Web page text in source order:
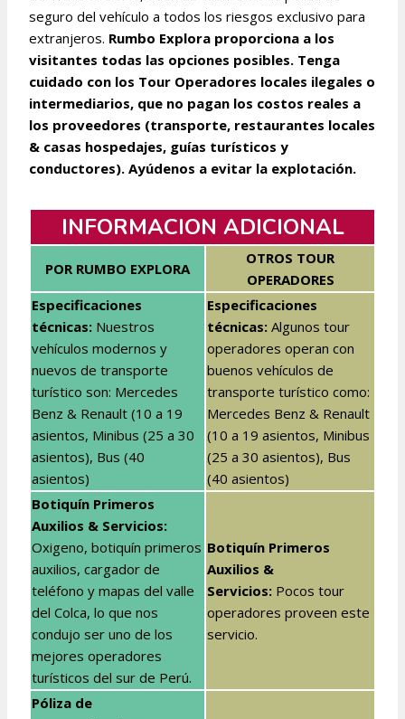
seguro del vehículo a todos los riesgos exclusivo para
extranjeros. Rumbo Explora proporciona a los
visitantes todas las opciones posibles. Tenga
cuidado con los Tour Operadores locales ilegales o
intermediarios, que no pagan los costos reales a
los proveedores (transporte, restaurantes locales
& casas hospedajes, guías turísticos y
conductores). Ayúdenos a evitar la explotación.
INFORMACION ADICIONAL
POR RUMBO EXPLORA
OTROS TOUR
OPERADORES
Especificaciones
técnicas: Nuestros
vehículos modernos y
nuevos de transporte
turístico son: Mercedes
Benz & Renault (10 a 19
asientos, Minibus (25 a 30
asientos), Bus (40
asientos)
Especificaciones
técnicas: Algunos tour
operadores operan con
buenos vehículos de
transporte turístico como:
Mercedes Benz & Renault
(10 a 19 asientos, Minibus
(25 a 30 asientos), Bus
(40 asientos)
Botiquín Primeros
Auxilios & Servicios:
Oxigeno, botiquín primeros
auxilios, cargador de
teléfono y mapas del valle
del Colca, lo que nos
condujo ser uno de los
mejores operadores
turísticos del sur de Perú.
Botiquín Primeros
Auxilios &
Servicios: Pocos tour
operadores proveen este
servicio.
Póliza de